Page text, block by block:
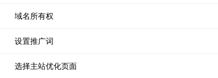
域名所有权
设置推广词
选择主站优化页面